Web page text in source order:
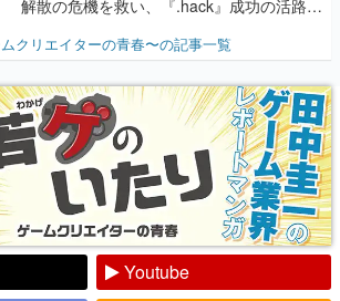
解散の危機を救い、『.hack』成功の活路を
『少年ジャンプ』色だった【若ゲのいた
り】
クリエイターの青春〜の記事一覧
Youtube